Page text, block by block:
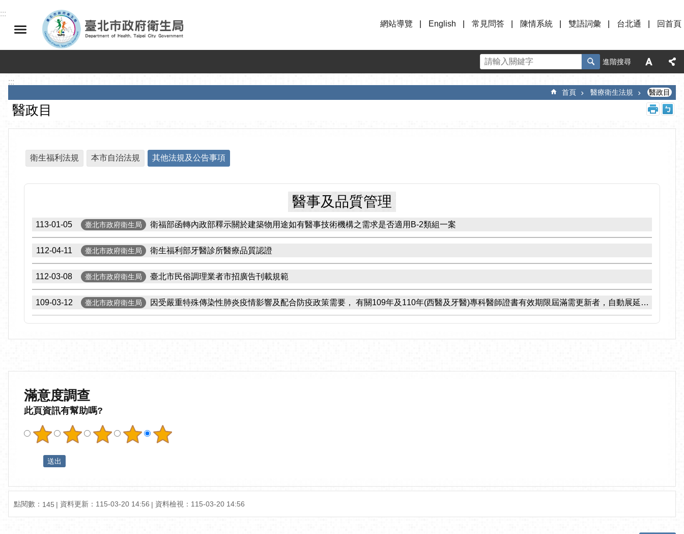
跳到主要內容區塊
:::
網站導覽
English 常見問答 陳情系統 雙語詞彙 台北通 回首頁
進階搜尋
:::
首頁 醫療衛生法規 醫政目
醫政目
衛生福利法規 本市自治法規 其他法規及公告事項
醫事及品質管理
113-01-05 臺北市政府衛生局 衛福部函轉內政部釋示關於建築物用途如有醫事技術機構之需求是否適用B-2類組一案
112-04-11 臺北市政府衛生局 衛生福利部牙醫診所醫療品質認證
112-03-08 臺北市政府衛生局 臺北市民俗調理業者市招廣告刊載規範
109-03-12 臺北市政府衛生局 因受嚴重特殊傳染性肺炎疫情影響及配合防疫政策需要， 有關109年及110年(西醫及牙醫)專科醫師證書有效期限屆滿需更新者，自動展延1年。
滿意度調查
此頁資訊有幫助嗎?
點閱數： 145 資料更新： 115-03-20 14:56 資料檢視： 115-03-20 14:56